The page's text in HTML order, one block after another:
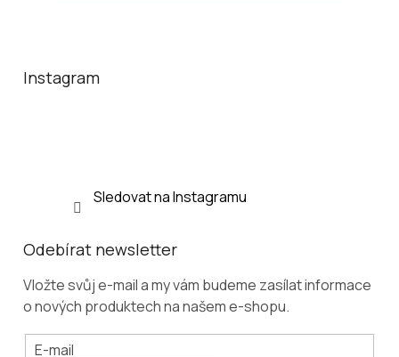
Instagram
Sledovat na Instagramu
Odebírat newsletter
Vložte svůj e-mail a my vám budeme zasílat informace
o nových produktech na našem e-shopu.
E-mail